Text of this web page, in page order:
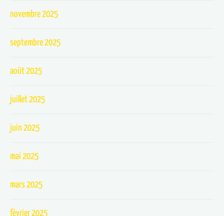
novembre 2025
septembre 2025
août 2025
juillet 2025
juin 2025
mai 2025
mars 2025
février 2025